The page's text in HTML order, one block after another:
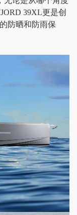
39XL更是创
防晒和防雨保